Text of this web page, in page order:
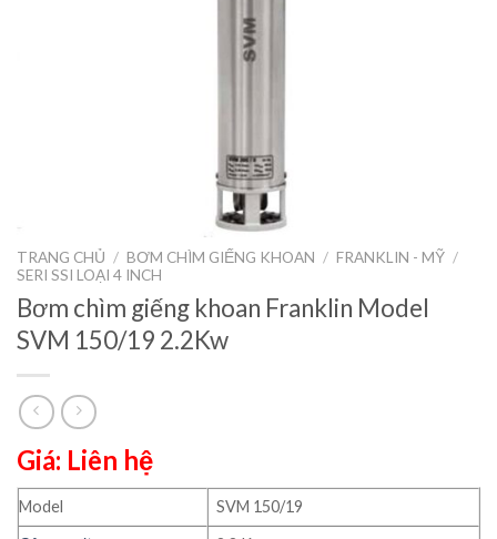
TRANG CHỦ / BƠM CHÌM GIẾNG KHOAN / FRANKLIN - MỸ /
SERI SSI LOẠI 4 INCH
Bơm chìm giếng khoan Franklin Model
SVM 150/19 2.2Kw
Giá: Liên hệ
Model
SVM 150/19